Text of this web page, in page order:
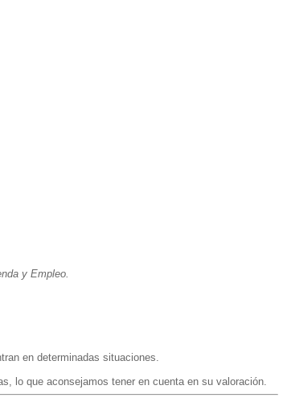
y Empleo.
en determinadas situaciones.
lo que aconsejamos tener en cuenta en su valoración.